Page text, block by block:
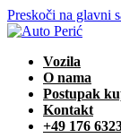
Preskoči na glavni
Vozila
O nama
Postupak
Kontakt
+49 176